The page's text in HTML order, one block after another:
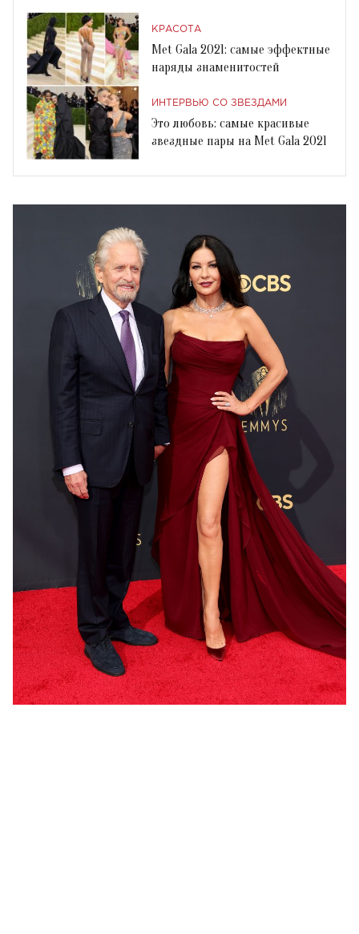
КРАСОТА
Met Gala 2021: самые эффектные
наряды знаменитостей
ИНТЕРВЬЮ СО ЗВЕЗДАМИ
Это любовь: самые красивые
звездные пары на Met Gala 2021